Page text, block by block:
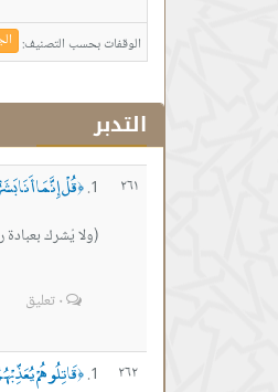
الوقفات بحسب التصنيف:
التدبر
٢٦١ ﴿قُلْ إِنَّمَا أَنَا
(ولا يُشرك بعبادة
٠تعليق
٢٦٢ ﴿قَاتِلُوهُمْ